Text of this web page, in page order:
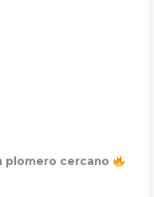
plomero cercano